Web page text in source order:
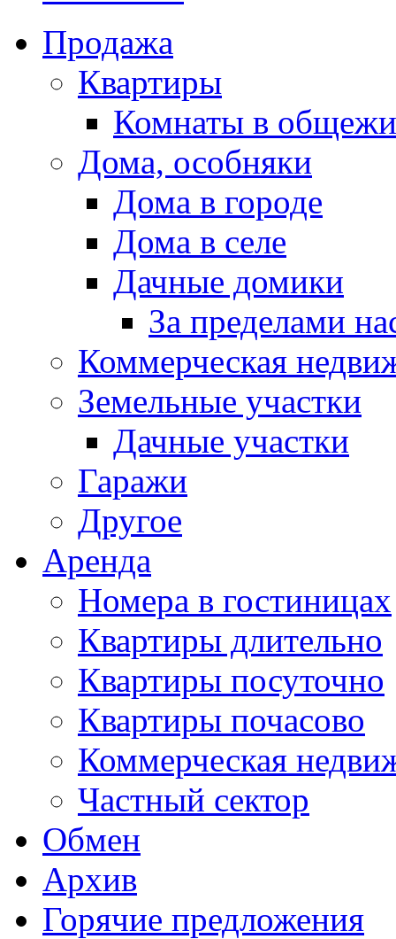
Продажа
Квартиры
Комнаты в
Дома, особняки
Дома в городе
Дома в селе
Дачные домики
За пределами
Коммерческая
Земельные участки
Дачные участки
Гаражи
Другое
Аренда
Номера в гостиницах
Квартиры длительно
Квартиры посуточно
Квартиры почасово
Коммерческая
Частный сектор
Обмен
Архив
Горячие предложения